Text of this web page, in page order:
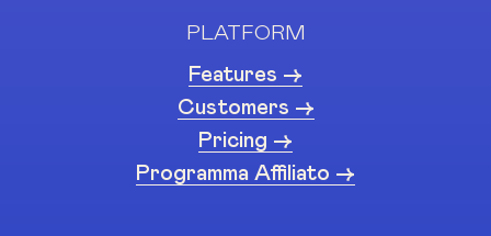
PLATFORM
Features ->
Customers ->
Pricing ->
Programma Affiliato ->